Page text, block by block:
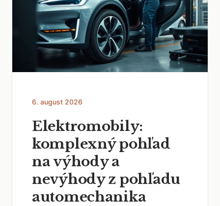
6. august 2026
Elektromobily:
komplexný pohľad
na výhody a
nevýhody z pohľadu
automechanika